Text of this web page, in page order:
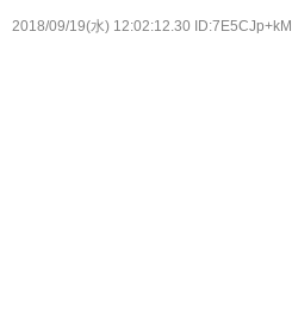
コポイントに気がつくwwwwwww
2018/09/19(水) 12:02:12.30 ID:7E5CJp+kM